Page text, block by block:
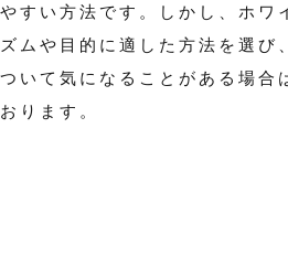
すい方法です。しかし、ホワ
ムや目的に適した方法を選
いて気になることがある場
ります。